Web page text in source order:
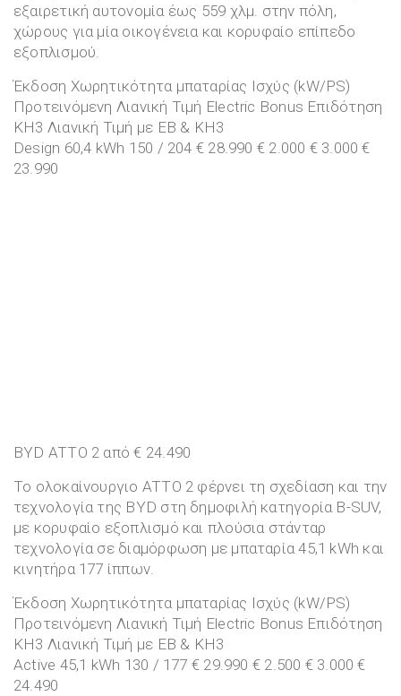
εξαιρετική αυτονομία έως 559 χλμ. στην πόλη,
χώρους για μία οικογένεια και κορυφαίο επίπεδο
εξοπλισμού.
Έκδοση Χωρητικότητα μπαταρίας Ισχύς (kW/PS)
Προτεινόμενη Λιανική Τιμή Electric Bonus Επιδότηση
ΚΗ3 Λιανική Τιμή με EB & ΚΗ3
Design 60,4 kWh 150 / 204 € 28.990 € 2.000 € 3.000 €
23.990
BYD ATTO 2 από € 24.490
Το ολοκαίνουργιο ATTO 2 φέρνει τη σχεδίαση και την
τεχνολογία της BYD στη δημοφιλή κατηγορία B-SUV,
με κορυφαίο εξοπλισμό και πλούσια στάνταρ
τεχνολογία σε διαμόρφωση με μπαταρία 45,1 kWh και
κινητήρα 177 ίππων.
Έκδοση Χωρητικότητα μπαταρίας Ισχύς (kW/PS)
Προτεινόμενη Λιανική Τιμή Electric Bonus Επιδότηση
ΚΗ3 Λιανική Τιμή με EB & ΚΗ3
Active 45,1 kWh 130 / 177 € 29.990 € 2.500 € 3.000 €
24.490